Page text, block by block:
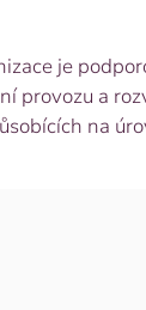
je
provozu a
na